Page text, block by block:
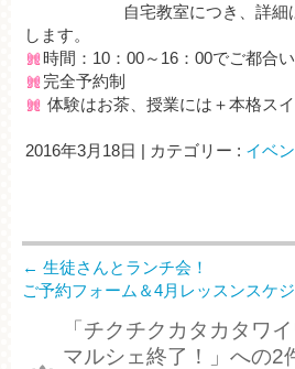
自宅教室につき、詳細はご
します。
時間：10：00～16：00でご都合
完全予約制
体験はお茶、授業には＋本格ス
2016年3月18日 カテゴリー : イベ
← 生徒さんとランチ会！
ご予約フォーム＆4月レッスンスケ
「 チクチクカタカタワ
マルシェ終了！
」への2